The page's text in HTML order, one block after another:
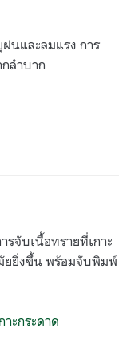
นและลมแรง การ
ลำบาก
รจับเนื้อทรายที่เกาะ
ยยิ่งขึ้น พร้อมจับพิมพ์
าะกระดาด